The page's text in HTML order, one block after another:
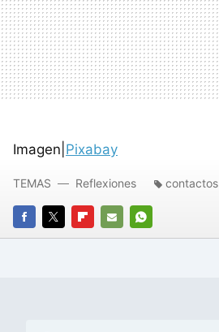
Imagen| Pixabay
FACEBOOK
TWITTERFLIPBOARD
E-
WHATSAPP
TEMAS Reflexiones contactos